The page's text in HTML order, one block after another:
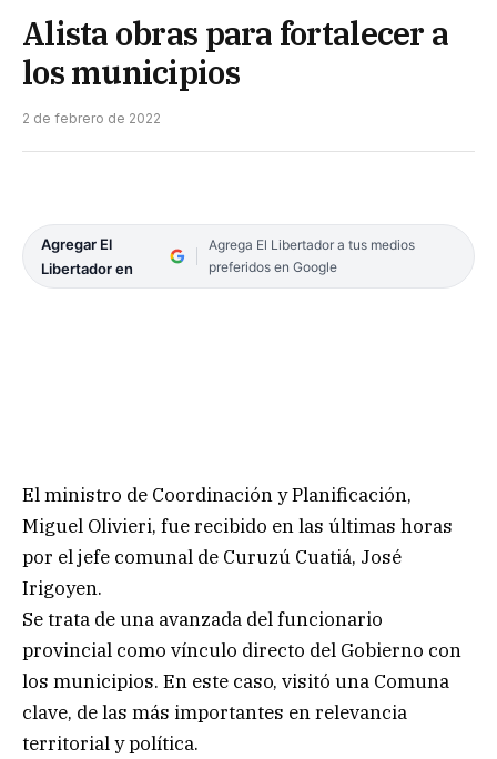
Alista obras para fortalecer a
los municipios
2 de febrero de 2022
Agregar El
Libertador en
Agrega El Libertador a tus medios
preferidos en Google
El ministro de Coordinación y Planificación,
Miguel Olivieri, fue recibido en las últimas horas
por el jefe comunal de Curuzú Cuatiá, José
Irigoyen.
Se trata de una avanzada del funcionario
provincial como vínculo directo del Gobierno con
los municipios. En este caso, visitó una Comuna
clave, de las más importantes en relevancia
territorial y política.